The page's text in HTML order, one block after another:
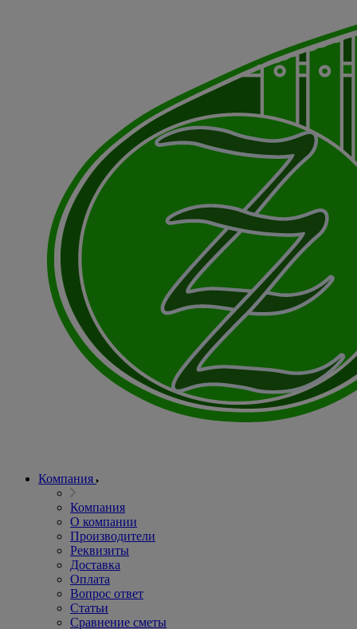
Компания
Компания
О компании
Производители
Реквизиты
Доставка
Оплата
Вопрос ответ
Статьи
Сравнение сметы